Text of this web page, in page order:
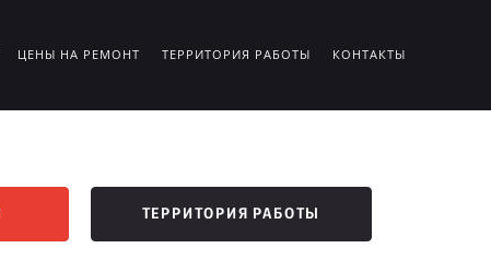
ЦЕНЫ НА РЕМОНТ ТЕРРИТОРИЯ РАБОТЫ КОНТАКТЫ
ТЕРРИТОРИЯ РАБОТЫ